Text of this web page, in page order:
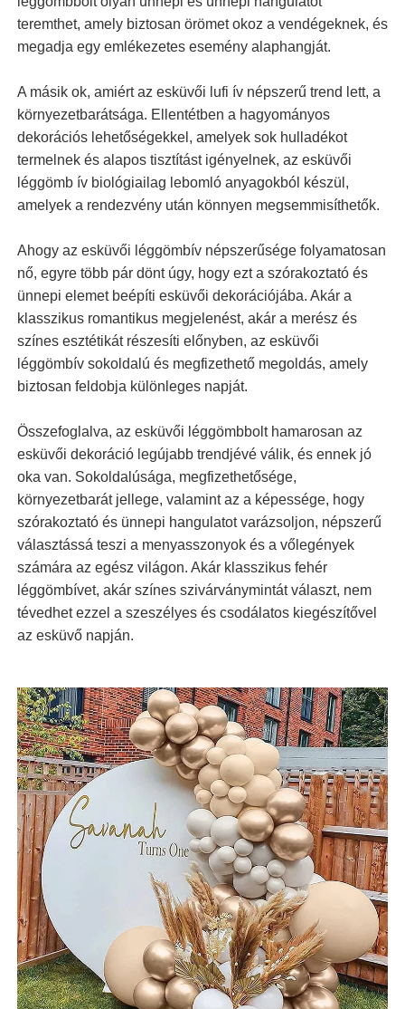
teremthet, amely biztosan örömet okoz a vendégeknek, és
megadja egy emlékezetes esemény alaphangját.
A másik ok, amiért az esküvői lufi ív népszerű trend lett, a
környezetbarátsága. Ellentétben a hagyományos
dekorációs lehetőségekkel, amelyek sok hulladékot
termelnek és alapos tisztítást igényelnek, az esküvői
léggömb ív biológiailag lebomló anyagokból készül,
amelyek a rendezvény után könnyen megsemmisíthetők.
Ahogy az esküvői léggömbív népszerűsége folyamatosan
nő, egyre több pár dönt úgy, hogy ezt a szórakoztató és
ünnepi elemet beépíti esküvői dekorációjába. Akár a
klasszikus romantikus megjelenést, akár a merész és
színes esztétikát részesíti előnyben, az esküvői
léggömbív sokoldalú és megfizethető megoldás, amely
biztosan feldobja különleges napját.
Összefoglalva, az esküvői léggömbbolt hamarosan az
esküvői dekoráció legújabb trendjévé válik, és ennek jó
oka van. Sokoldalúsága, megfizethetősége,
környezetbarát jellege, valamint az a képessége, hogy
szórakoztató és ünnepi hangulatot varázsoljon, népszerű
választássá teszi a menyasszonyok és a vőlegények
számára az egész világon. Akár klasszikus fehér
léggömbívet, akár színes szivárványmintát választ, nem
tévedhet ezzel a szeszélyes és csodálatos kiegészítővel
az esküvő napján.